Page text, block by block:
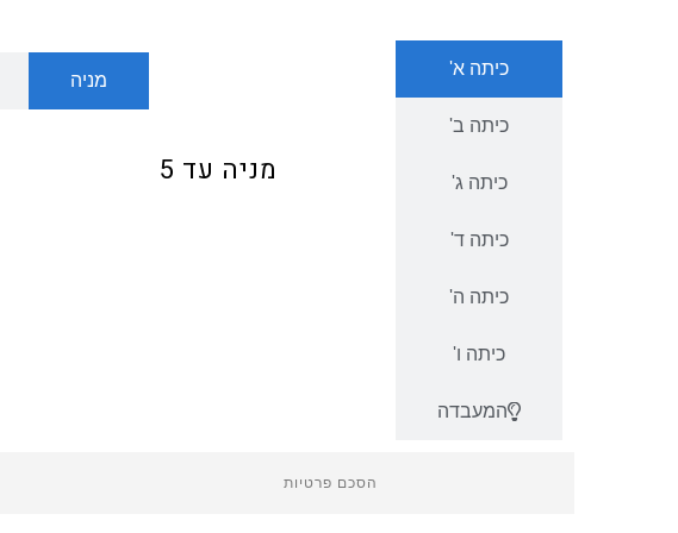
כיתה א'
כיתה ב'
כיתה ג'
כיתה ד'
כיתה ה'
כיתה ו'
המעבדה
מניה
מניה עד 5
הסכם פרטיות